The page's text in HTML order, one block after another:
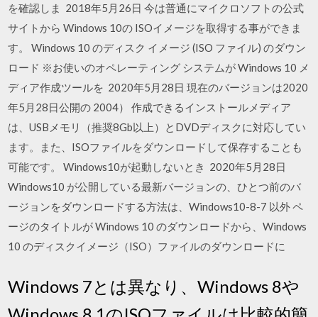
を確認しま 2018年5月26日 今は普通にマイクロソフトの公式
サイトから Windows 10の ISOイメージを取得する事ができま
す。 Windows 10 のディスク イメージ (ISO ファイル) のダウン
ロード ※お使いのオペレーティング システムが Windows 10 メ
ディア作成ツールを 2020年5月28日 現在のバージョンは2020
年5月28日公開の 2004） 作成できるインストールメディア
は、USBメモリ（推奨8Gb以上）とDVDディスクに対応してい
ます。また、ISOファイルをダウンロードして保存することも
可能です。 Windows10が起動しないとき 2020年5月28日
Windows10 が公開している最新バージョンの、ひとつ前のバ
ージョンをダウンロードする方法は、Windows10-8-7 以外 ペ
ージのタイトルが Windows 10 のダウンロードから、Windows
10 のディスクイメージ（ISO）ファイルのダウンロードに
Windows 7とは異なり、Windows 8や